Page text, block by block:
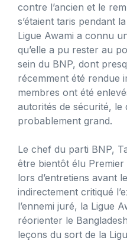
contre l’ancien et le
s’étaient taris pendant
Ligue Awami a connu
qu’elle a pu rester au
sein du BNP, dont
récemment été rendue
membres ont été
autorités de sécurité, le
probablement grand.
Le chef du parti BNP,
être bientôt élu
lors d’entretiens avant
indirectement critiqué
l’ennemi juré, la Ligue
réorienter le
leçons du sort de la